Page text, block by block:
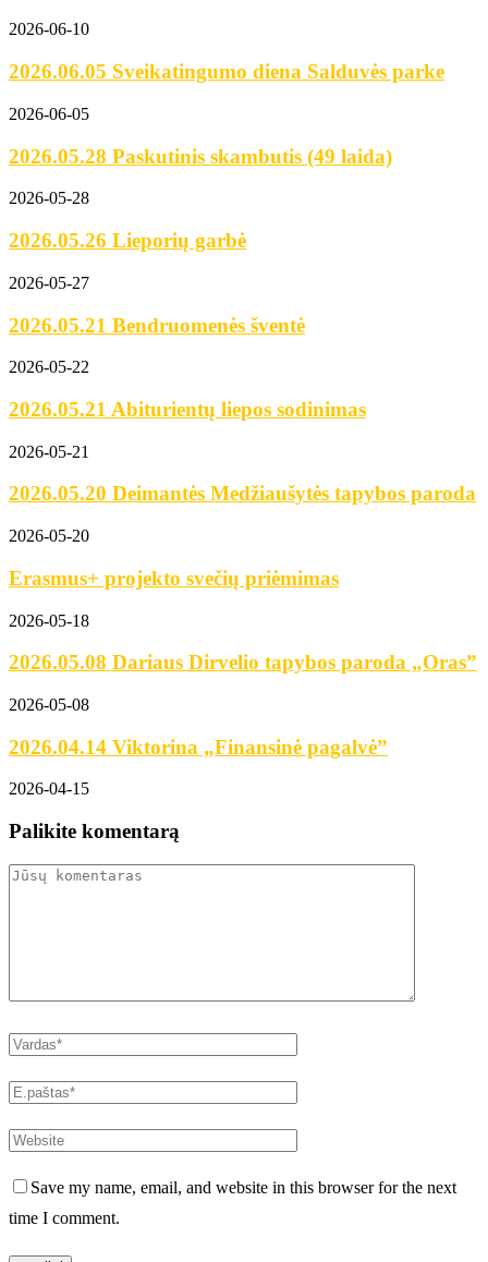
2026-06-10
2026.06.05 Sveikatingumo diena Salduvės parke
2026-06-05
2026.05.28 Paskutinis skambutis (49 laida)
2026-05-28
2026.05.26 Lieporių garbė
2026-05-27
2026.05.21 Bendruomenės šventė
2026-05-22
2026.05.21 Abiturientų liepos sodinimas
2026-05-21
2026.05.20 Deimantės Medžiaušytės tapybos paroda
2026-05-20
Erasmus+ projekto svečių priėmimas
2026-05-18
2026.05.08 Dariaus Dirvelio tapybos paroda „Oras”
2026-05-08
2026.04.14 Viktorina „Finansinė pagalvė”
2026-04-15
Palikite komentarą
Save my name, email, and website in this browser for the next
time I comment.